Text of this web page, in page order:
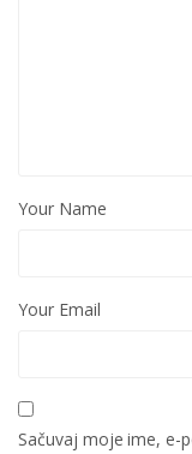
Your Name
Your Email
Sačuvaj moje ime, e-